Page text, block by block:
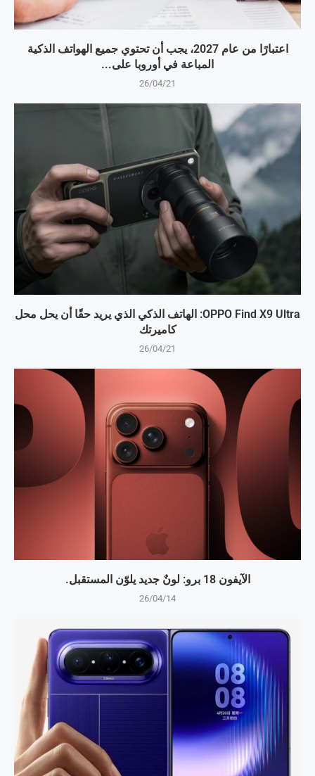
اعتبارًا من عام 2027، يجب أن تحتوي جميع الهواتف الذكية
المباعة في أوروبا على...
26/04/21
OPPO Find X9 Ultra: الهاتف الذكي الذي يريد حقًا أن يحل محل
كاميرتك
26/04/21
الآيفون 18 برو: لونٌ جديد يلوّن المستقبل.
26/04/14